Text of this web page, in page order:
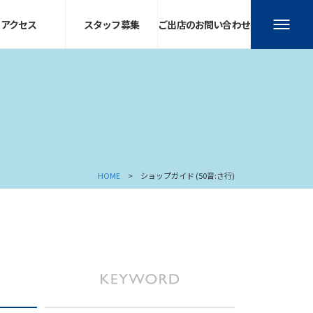
アクセス スタッフ募集 ご出店のお問い合わせ
HOME ショップガイド (50音:さ行)